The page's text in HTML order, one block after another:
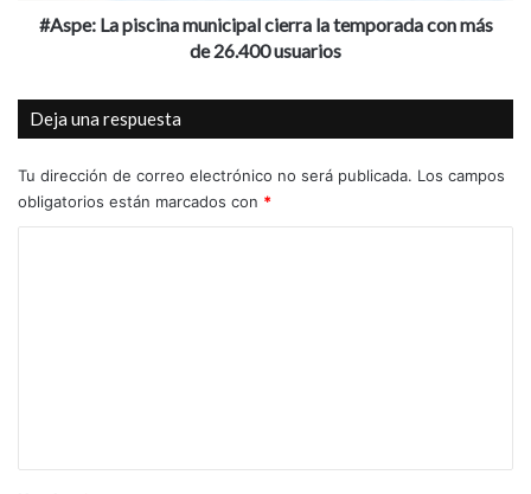
#Aspe: La piscina municipal cierra la temporada con más
de 26.400 usuarios
Deja una respuesta
Tu dirección de correo electrónico no será publicada. Los campos
obligatorios están marcados con *